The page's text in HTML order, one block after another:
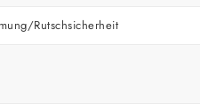
Rutschsicherheit